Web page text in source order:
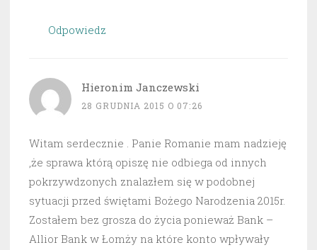
Odpowiedz
Hieronim Janczewski
28 GRUDNIA 2015 O 07:26
Witam serdecznie . Panie Romanie mam nadzieję
,że sprawa którą opiszę nie odbiega od innych
pokrzywdzonych znalazłem się w podobnej
sytuacji przed świętami Bożego Narodzenia 2015r.
Zostałem bez grosza do życia ponieważ Bank –
Allior Bank w Łomży na które konto wpływały